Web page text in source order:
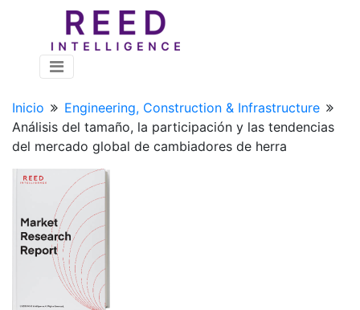
Inicio
Engineering, Construction & Infrastructure
Análisis del tamaño, la participación y las tendencias
del mercado global de cambiadores de herra